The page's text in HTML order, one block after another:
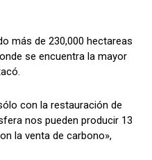
más de 230,000 hectareas
se encuentra la mayor
con la restauración de
nos pueden producir 13
la venta de carbono»,